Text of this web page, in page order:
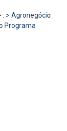
. > Agronegócio
Programa